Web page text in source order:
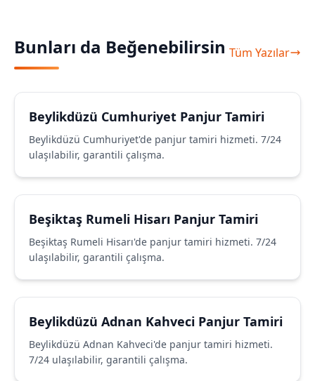
Bunları da Beğenebilirsin Tüm Yazılar
Beylikdüzü Cumhuriyet Panjur Tamiri
Beylikdüzü Cumhuriyet'de panjur tamiri hizmeti. 7/24
ulaşılabilir, garantili çalışma.
Beşiktaş Rumeli Hisarı Panjur Tamiri
Beşiktaş Rumeli Hisarı'de panjur tamiri hizmeti. 7/24
ulaşılabilir, garantili çalışma.
Beylikdüzü Adnan Kahveci Panjur Tamiri
Beylikdüzü Adnan Kahveci'de panjur tamiri hizmeti.
7/24 ulaşılabilir, garantili çalışma.